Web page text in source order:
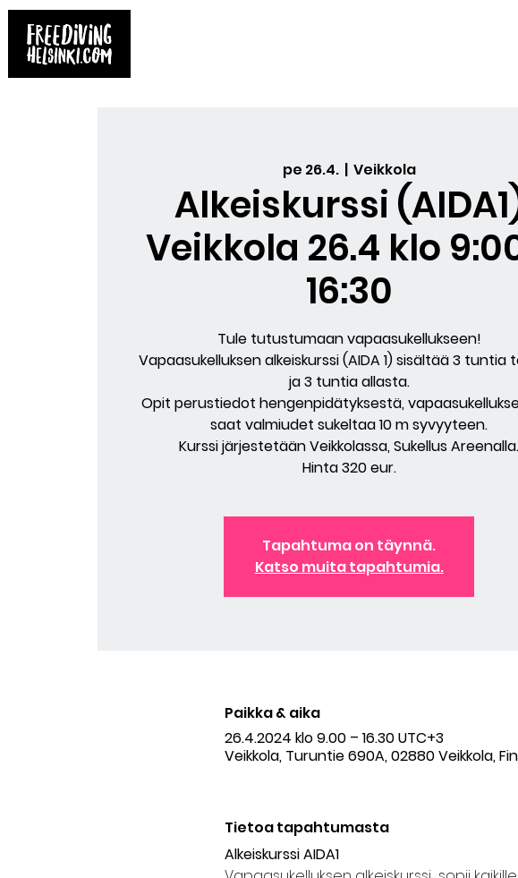
pe 26.4.
  |
Veikkola
Alkeiskurssi
Veikkola 26.4 klo
16:30
Tule tutustumaan vapaasukellukseen!
Vapaasukelluksen alkeiskurssi (AIDA 1) sisältää 3 tuntia
ja 3 tuntia allasta.
Opit perustiedot hengenpidätyksestä,
saat valmiudet sukeltaa 10 m syvyyteen.
Kurssi järjestetään Veikkolassa, Sukellus Areenalla.
Hinta 320 eur.
Tapahtuma on täynnä.
Katso muita tapahtumia.
Paikka & aika
26.4.2024 klo 9.00 – 16.30 UTC+3
Veikkola, Turuntie 690A, 02880 Veikkola,
Tietoa tapahtumasta
Alkeiskurssi AIDA1